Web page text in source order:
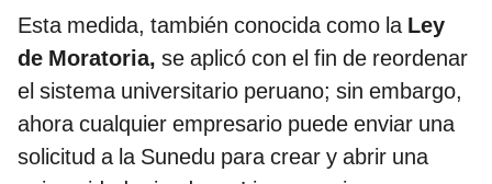
Esta medida, también conocida como la Ley
de Moratoria, se aplicó con el fin de reordenar
el sistema universitario peruano; sin embargo,
ahora cualquier empresario puede enviar una
solicitud a la Sunedu para crear y abrir una